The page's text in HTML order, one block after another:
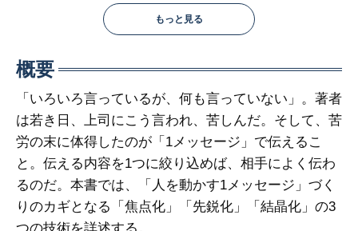
もっと見る
概要
「いろいろ言っているが、何も言っていない」。著者
は若き日、上司にこう言われ、苦しんだ。そして、苦
労の末に体得したのが「1メッセージ」で伝えるこ
と。伝える内容を1つに絞り込めば、相手によく伝わ
るのだ。本書では、「人を動かす1メッセージ」づく
りのカギとなる「焦点化」「先鋭化」「結晶化」の3